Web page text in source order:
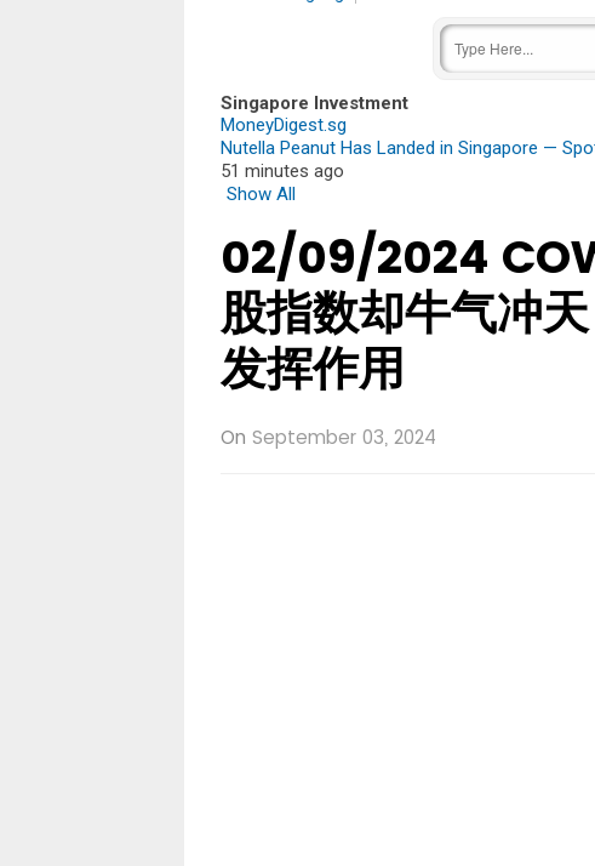
Singapore Investment
MoneyDigest.sg
Nutella Peanut Has Landed in Singapore —
51 minutes ago
Show All
02/09/2024
股指数却牛气冲
发挥作用
On September 03, 2024